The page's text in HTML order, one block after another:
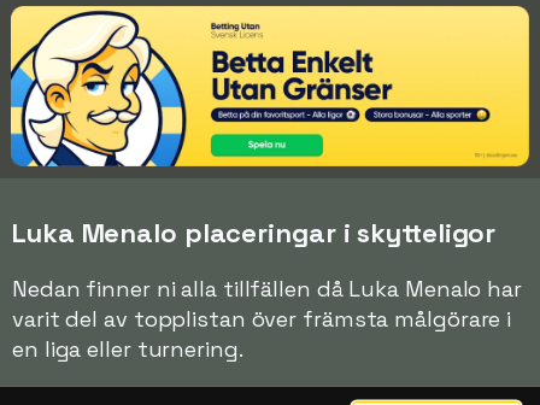
Luka Menalo placeringar i skytteligor
Nedan finner ni alla tillfällen då Luka Menalo har
varit del av topplistan över främsta målgörare i
en liga eller turnering.